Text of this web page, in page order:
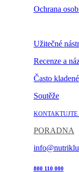
Ochrana
Užitečné
Recenze a
Často
Soutěže
KONTAKTUJTE
PORADNA
800 110 000